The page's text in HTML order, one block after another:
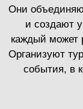
большие
где каждый
атмосферу
в онлайн, так
Это отличная